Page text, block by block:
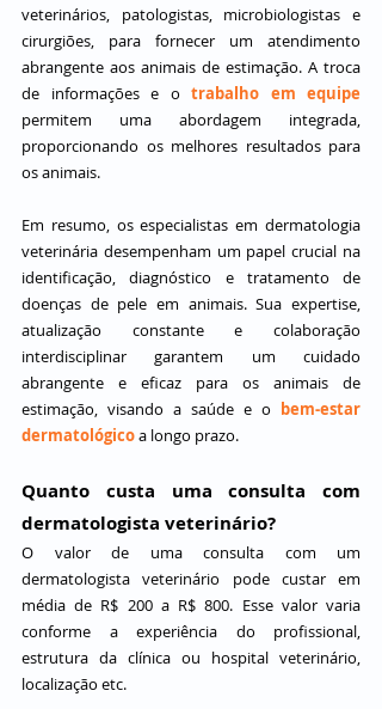
veterinários, patologistas, microbiologistas e
cirurgiões, para fornecer um atendimento
abrangente aos animais de estimação. A troca
de informações e o trabalho em equipe
permitem uma abordagem integrada,
proporcionando os melhores resultados para
os animais.
Em resumo, os especialistas em dermatologia
veterinária desempenham um papel crucial na
identificação, diagnóstico e tratamento de
doenças de pele em animais. Sua expertise,
atualização constante e colaboração
interdisciplinar garantem um cuidado
abrangente e eficaz para os animais de
estimação, visando a saúde e o bem-estar
dermatológico a longo prazo.
Quanto custa uma consulta com
dermatologista veterinário?
O valor de uma consulta com um
dermatologista veterinário pode custar em
média de R$ 200 a R$ 800. Esse valor varia
conforme a experiência do profissional,
estrutura da clínica ou hospital veterinário,
localização etc.